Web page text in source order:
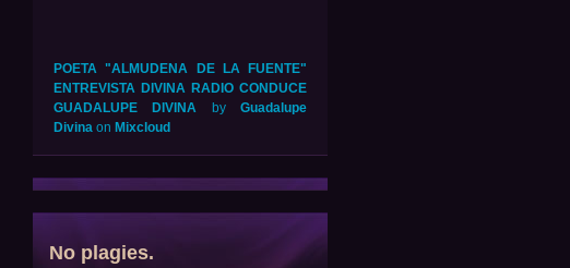
POETA "ALMUDENA DE LA FUENTE"
ENTREVISTA DIVINA RADIO CONDUCE
GUADALUPE DIVINA byGuadalupe
Divina on Mixcloud
No plagies.